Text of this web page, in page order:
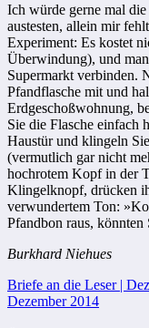
Ich würde gerne mal
austesten, allein mir
Experiment: Es kostet
Überwindung), und
Supermarkt verbinden.
Pfandflasche mit und
Erdgeschoßwohnung,
Sie die Flasche einfach
Haustür und klingeln
(vermutlich gar nicht
hochrotem Kopf in der
Klingelknopf, drücken
verwundertem Ton:
Pfandbon raus, könnten
Burkhard Niehues
Briefe an die Leser |
Dezember 2014